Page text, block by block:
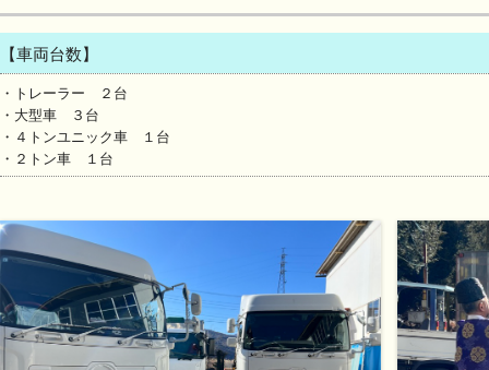
【車両台数】
・トレーラー ２台
・大型車 ３台
・４トンユニック車 １台
・２トン車 １台